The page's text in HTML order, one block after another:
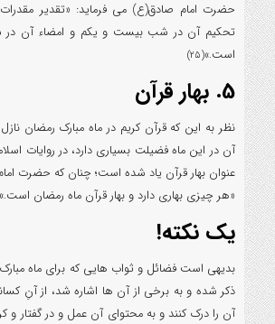
حضرت امام صادق(ع) می فرماید: «تقدیر
تحکیم آن در شب بیست و یکم و امضاء آن
است.»(25)
5. بهار قرآن
نظر به این که قرآن کریم در ماه مبارک رمضان
آن در این ماه فضیلت بسیاری دارد، در روایات
عنوان بهار قرآن یاد شده است؛ چنان که حضرت
«هر چیزی بهاری دارد و بهار قرآن ماه رمضان است.»
یک نکته!
بدیهی است فضائل و ثواب هایی که برای ماه
ذکر شده و به برخی از آن ها اشاره شد، از آنِ
آن را درک کنند و به محتوای آن عمل و در گفتار و